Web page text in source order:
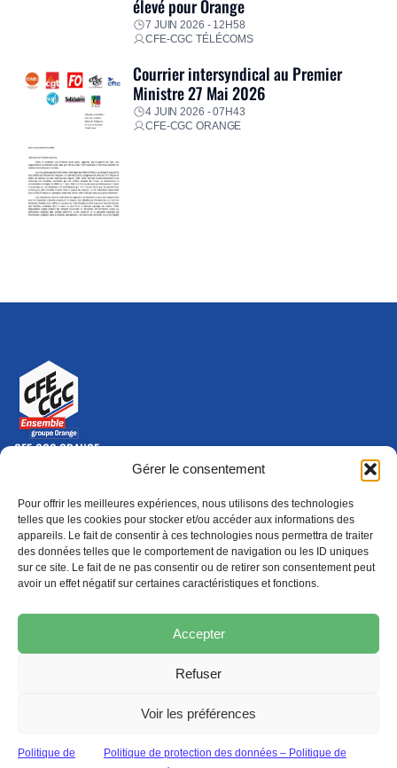
Gérer le consentement
Pour offrir les meilleures expériences, nous utilisons des technologies
telles que les cookies pour stocker et/ou accéder aux informations des
appareils. Le fait de consentir à ces technologies nous permettra de traiter
des données telles que le comportement de navigation ou les ID uniques
sur ce site. Le fait de ne pas consentir ou de retirer son consentement peut
avoir un effet négatif sur certaines caractéristiques et fonctions.
Accepter
Refuser
Voir les préférences
Politique de
Politique de protection des données – Politique de
élevé pour Orange
7 JUIN 2026 - 12H58
CFE-CGC TÉLÉCOMS
Courrier intersyndical au Premier
Ministre 27 Mai 2026
4 JUIN 2026 - 07H43
CFE-CGC ORANGE
CFE-CGC ORANGE
10-12 rue Saint Amand, 75015 Paris Cedex 15
Nous contacter
01 46 79 28 74
S'ABONNER(NOUVELLE FENÊTRE)
ADHÉRER
Épargne
(nouvelle fenêtre) Formation
(nouvelle fenêtre)
POLITIQUE DE COOKIES